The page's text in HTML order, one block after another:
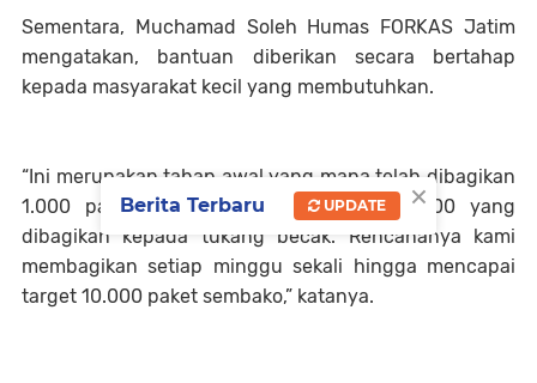
Sementara, Muchamad Soleh Humas FORKAS Jatim
mengatakan, bantuan diberikan secara bertahap
kepada masyarakat kecil yang membutuhkan.
“Ini merupakan tahap awal yang mana telah dibagikan
1.000 paket sembako senilai @ Rp 100.000 yang
dibagikan kepada tukang becak. Rencananya kami
membagikan setiap minggu sekali hingga mencapai
target 10.000 paket sembako,” katanya.
×
Berita Terbaru UPDATE